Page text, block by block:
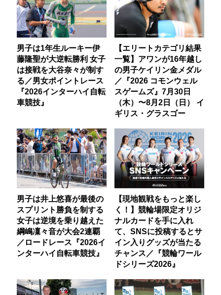
男子は1年生ルーキー伊
藤隆聖が大逆転勝利 女子
は接戦を大谷奈々が制す
る／男女ポイントレース
『2026インターハイ自転
車競技』
【エリートカテゴリ結果
一覧】アワンが16年越し
の男子ケイリン金メダル
／『2026 コモンウェル
スゲームズ』7月30日
（木）〜8月2日（日） イ
ギリス・グラスゴー
男子は井上悠喜が最後の
スプリント勝負を制する
女子は逆境を乗り越えた
綱嶋凜々音が大会2連覇
／ロードレース『2026イ
ンターハイ自転車競技』
【現地観戦をもっと楽し
く！】競輪場限定オリジ
ナルカードを手に入れ
て、SNSに投稿するとサ
イン入りグッズが当たる
チャンス／『競輪ワール
ドシリーズ2026』